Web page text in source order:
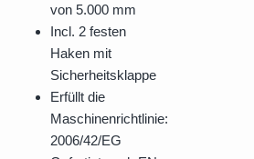
von 5.000 mm
Incl. 2 festen
Haken mit
Sicherheitsklappe
Erfüllt die
Maschinenrichtlinie:
2006/42/EG